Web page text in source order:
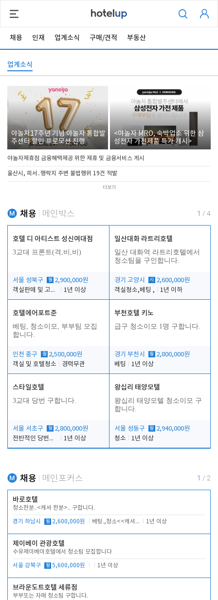
채용 인재 업계소식 구매/견적 부동산
업계소식
야놀자17주년 기념 야놀자 통합발
주센터 할인 프로모션 진행
<야놀자 MRO, 숙박업소 위한 삼
성전자 가전제품 특가 개시>
야놀자제휴점 금융혜택제공 위한 제휴 및 금융서비스 게시
울산시, 피서․행락지 주변 불법행위 19건 적발
더보기
채용 메인박스 1 / 4
호텔 디 아티스트 성신여대점
3교대 프론트(격,비,비)
서울 성북구 월 2,900,000원
객실판매 및 고객응대
1년 이상
일산대화 라트리호텔
일산 대화역 라트리호텔에서
청소팀을 구인합니다.
경기 고양시 시
2,600,000원
객실청소,베팅 ,
1년 이하
호텔에어포트준
베팅, 청소이모, 부부팀 모집
합니다.
인천 중구 월 2,500,000원
객실 및 호텔청소
경력무관
부천호텔 키노
급구 청소이모 1명 구합니다.
경기 부천시 월 2,800,000원
베팅
1년 이상
스타일호텔
3교대 당번 구합니다.
서울 서초구 월 2,800,000원
전반적인 당번업무
1년 이상
왕십리 태양모텔
왕십리 태양모텔 청소이모 구
합니다.
서울 성동구 월 2,940,000원
청소
1년 이상
채용 메인포커스 1 / 2
바로호텔
청소한분..<캐셔 한분>.. 구합니다.
경기 하남시 월 2,600,000원 베팅.,청소<<캐셔 모셔봅니다. 1년 이상
제이베이 관광호텔
수유제이베이호텔에서 청소팀 모집합니다
서울 강북구 월 5,600,000원 1년 이상
브라운도트호텔 세류점
부부또는 자매 청소팀 구합니다.